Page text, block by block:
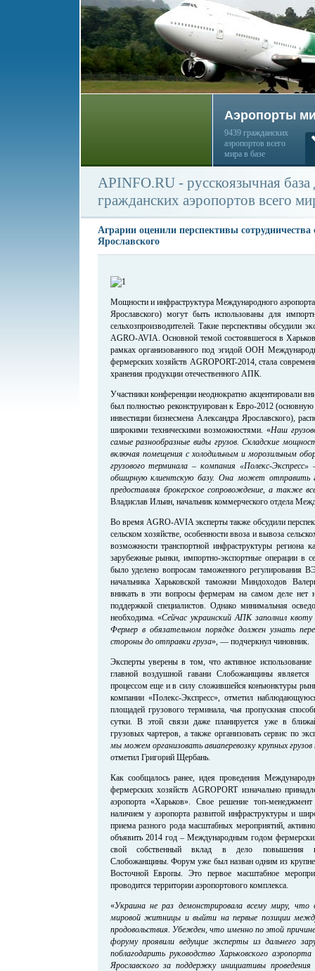
Аэропорты
9439 гражданских
аэропортов всего
мира в базе
APINFO.RU - русскоязычная
гражданских аэропортов всего
Аграрии оценили перспективы сотрудничества
Ярославского
Мощности и инфраструктура Международного
Ярославского) могут быть использованы для
сельхозпроизводителей. Такие перспективы обсудили
AGRO-AVIA. Основной темой состоявшегося в
рамках организованного под эгидой ООН
фермерских хозяйств AGROPORT-2014, стала
хранения продукции отечественного АПК.
Участники конференции неоднократно акцентировали
был полностью реконструирован к Евро-2012 (основную
инвестиции бизнесмена Александра Ярославского),
широкими техническими возможностями. «Наш
самые разнообразные виды грузов. Складские
включая помещения с холодильным и морозильным
грузового терминала – компания «Полекс-
обширную клиентскую базу. Она может отправить
предоставляя брокерское сопровождение, а также
Владислав Ильин, начальник коммерческого отдела
Во время AGRO-AVIA эксперты также обсудили
сельском хозяйстве, особенности ввоза и вывоза
возможности транспортной инфраструктуры региона
зарубежные рынки, импортно-экспортные операции в
было уделено вопросам таможенного
начальника Харьковской таможни Миндоходов
вникать в эти вопросы фермерам на самом деле нет
поддержкой специалистов. Однако минимальная
необходима. «Сейчас украинский АПК заполнил квоту
Фермер в обязательном порядке должен узнать
стороны до отправки груза», — подчеркнул чиновник.
Эксперты уверены в том, что активное использование
главной воздушной гавани Слобожанщины
процессом еще и в силу сложившейся конъюнктуры
компании «Полекс-Экспресс», отметил
площадей грузового терминала, чья пропускная
сутки. В этой связи даже планируется уже в
грузовых чартеров, а также организовать сервис по
мы можем организовать авиаперевозку крупных грузов
отметил Григорий Щербань.
Как сообщалось ранее, идея проведения
фермерских хозяйств AGROPORT изначально
аэропорта «Харьков». Свое решение топ-
наличием у аэропорта развитой инфраструктуры и
приема разного рода масштабных мероприятий,
объявить 2014 год – Международным годом
свой собственный вклад в дело повышения
Слобожанщины. Форум уже был назван одним из
Восточной Европы. Это первое масштабное
проводится территории аэропортового комплекса.
«Украина не раз демонстрировала всему миру, что
мировой житницы и выйти на первые позиции
продовольствия. Убежден, что именно по этой
форуму проявили ведущие эксперты из дальнего
поблагодарить руководство Харьковского
Ярославского за поддержку инициативы проведения